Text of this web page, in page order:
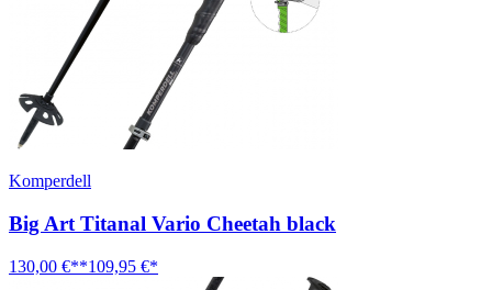
Komperdell
Big Art Titanal Vario Cheetah black
130,00 €**109,95 €*